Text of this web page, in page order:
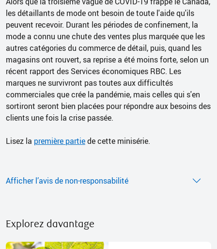
les détaillants de mode ont besoin de toute l'aide qu'ils
peuvent recevoir. Durant les périodes de confinement, la
mode a connu une chute des ventes plus marquée que les
autres catégories du commerce de détail, puis, quand les
magasins ont rouvert, sa reprise a été moins forte, selon un
récent rapport des Services économiques RBC. Les
marques ne survivront pas toutes aux difficultés
commerciales que crée la pandémie, mais celles qui s'en
sortiront seront bien placées pour répondre aux besoins des
clients une fois la crise passée.
Lisez la première partiede cette minisérie.
Afficher l’avis de non-responsabilité
Explorez davantage